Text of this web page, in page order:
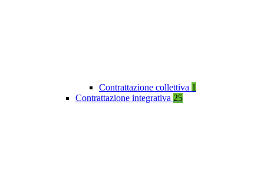
Contrattazione collettiva 1
Contrattazione integrativa 25